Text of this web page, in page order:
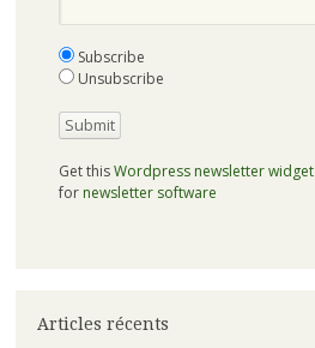
Subscribe
Unsubscribe
Get thisWordpress newsletter widget
for newsletter software
Articles récents